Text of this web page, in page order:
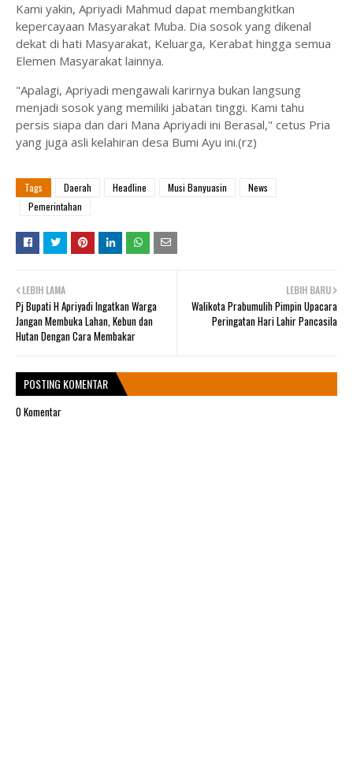
Kami yakin, Apriyadi Mahmud dapat membangkitkan
kepercayaan Masyarakat Muba. Dia sosok yang dikenal
dekat di hati Masyarakat, Keluarga, Kerabat hingga semua
Elemen Masyarakat lainnya.
"Apalagi, Apriyadi mengawali karirnya bukan langsung
menjadi sosok yang memiliki jabatan tinggi. Kami tahu
persis siapa dan dari Mana Apriyadi ini Berasal," cetus Pria
yang juga asli kelahiran desa Bumi Ayu ini.(rz)
Tags Daerah Headline Musi Banyuasin
News
Pemerintahan
LEBIH BARU
Walikota Prabumulih Pimpin Upacara
Peringatan Hari Lahir Pancasila
LEBIH LAMA
Pj Bupati H Apriyadi Ingatkan Warga
Jangan Membuka Lahan, Kebun dan
Hutan Dengan Cara Membakar
POSTING KOMENTAR
0 Komentar